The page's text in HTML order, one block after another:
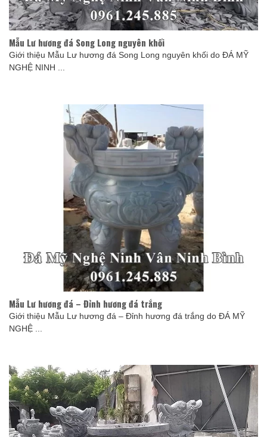
Mẫu Lư hương đá Song Long nguyên khối
Giới thiệu Mẫu Lư hương đá Song Long nguyên khối do ĐÁ MỸ
NGHỆ NINH ...
Mẫu Lư hương đá – Đỉnh hương đá trắng
Giới thiệu Mẫu Lư hương đá – Đỉnh hương đá trắng do ĐÁ MỸ
NGHỆ ...